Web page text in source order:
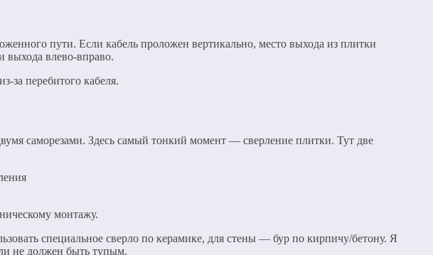
пути. Если кабель проложен вертикально, место выхода из плитки
выхода влево-вправо.
за перебитого кабеля.
саморезами. Здесь самый тонкий момент — сверление плитки. Тут две
монтажу.
специальное сверло по керамике, для стены — бур по кирпичу/бетону. Я
не должен быть тупым.